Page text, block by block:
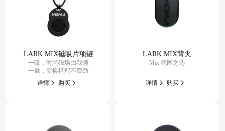
LARK MIX磁吸片项链
一吸，时尚磁场由我领
一戴，变换搭配不费劲
详情
购买
LARK MIX背夹
Mix 稳固之选
详情 购买